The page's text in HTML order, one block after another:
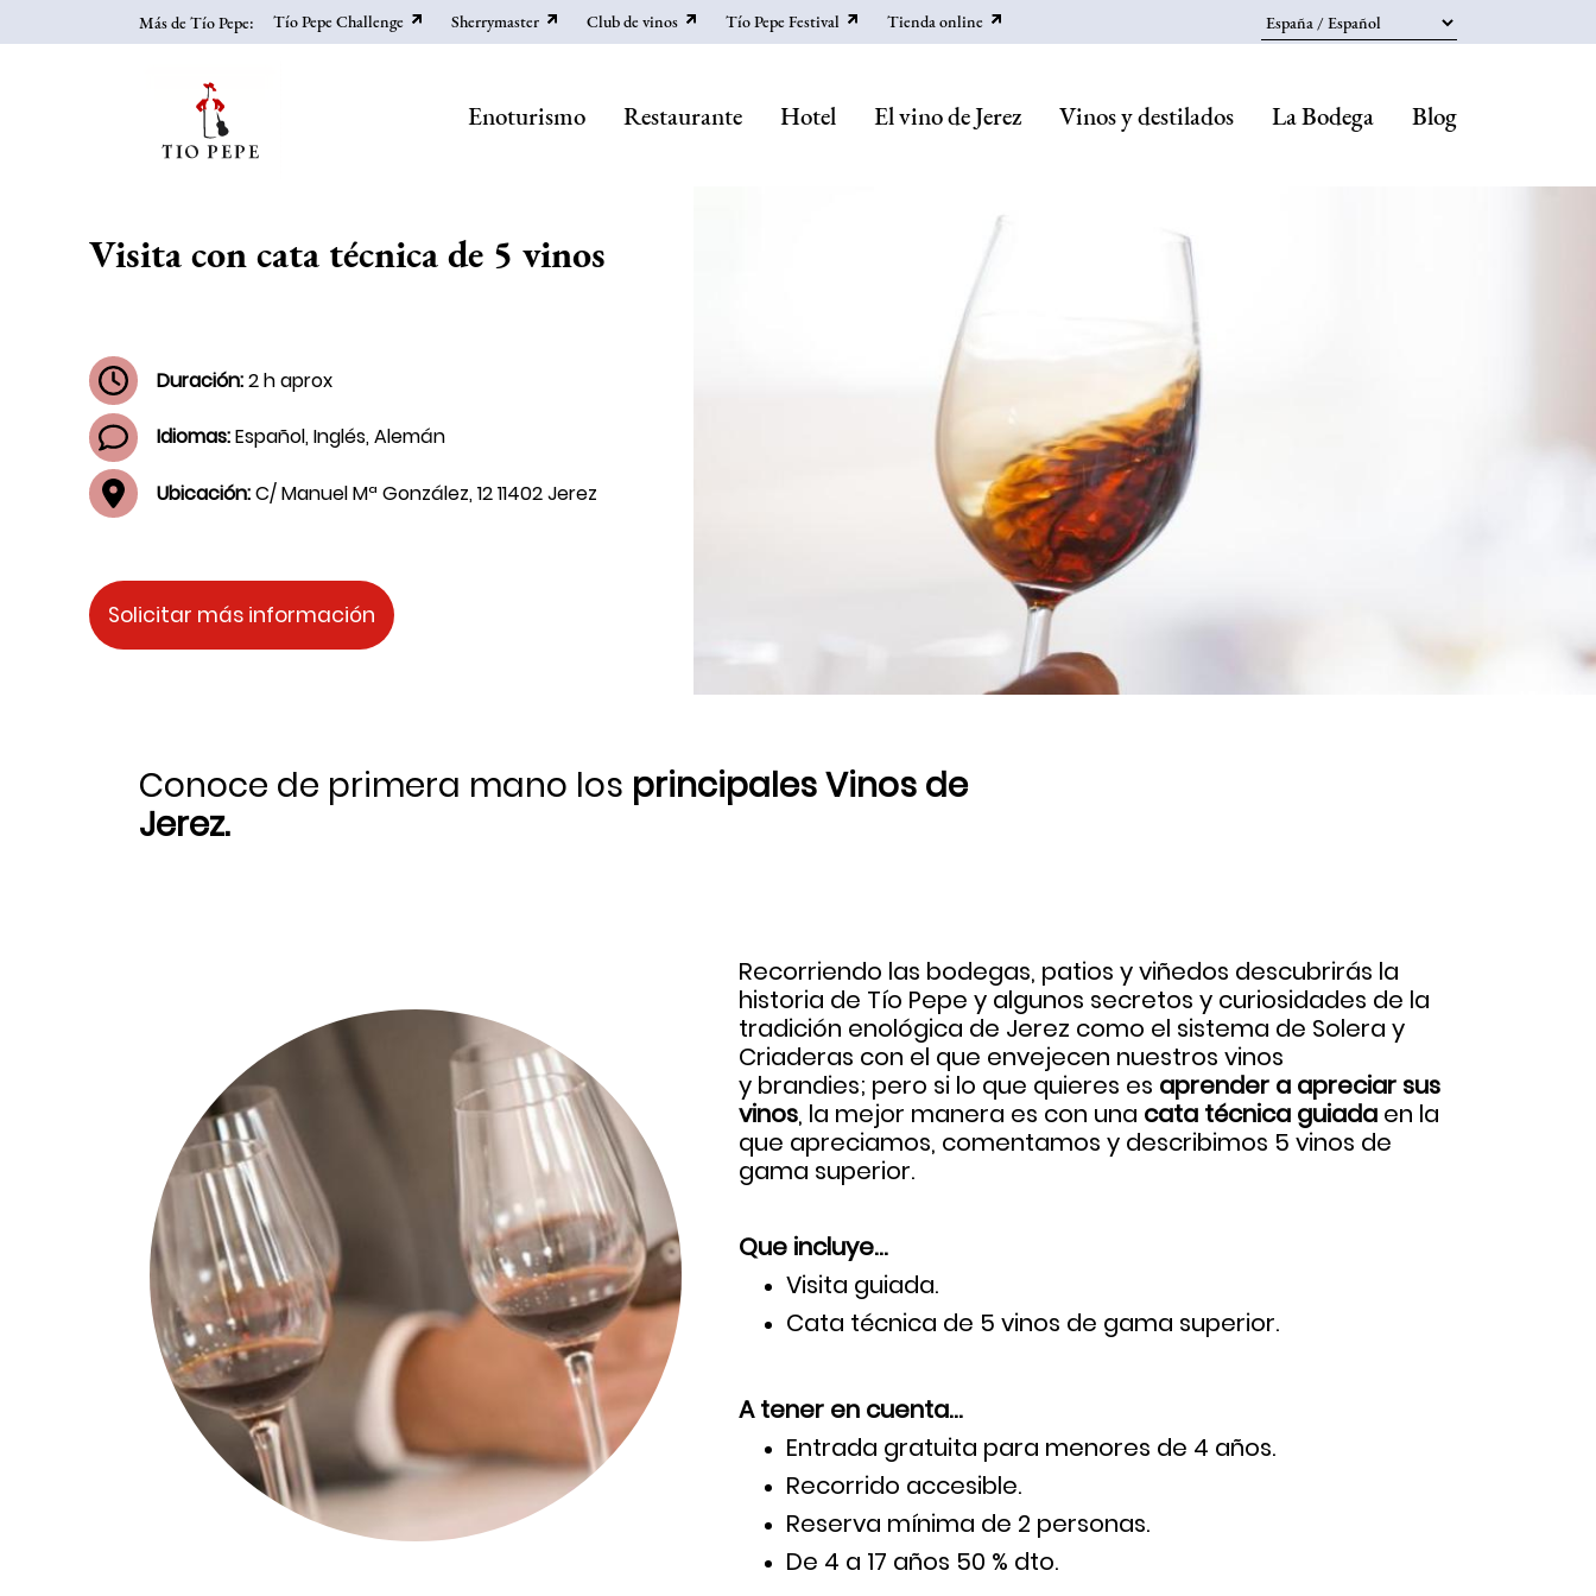
to
Más de Tío Pepe: Tío Pepe Challenge Sherrymaster Club de vinos Tío Pepe Festival Tienda online Select your language
principal
Enoturismo Restaurante Hotel El vino de Jerez Vinos y destilados La Bodega Blog
Visita con cata técnica de 5 vinos
Duración:2 h aprox
Idiomas:Español, Inglés, Alemán
Ubicación:C/ Manuel Mª González, 12 11402 Jerez
Solicitar más información
Conoce de primera mano los principales Vinos de
Jerez.
Recorriendo las bodegas, patios y viñedos descubrirás la
historia de Tío Pepe y algunos secretos y curiosidades de la
tradición enológica de Jerez como el sistema de Solera y
Criaderas con el que envejecen nuestros vinos
y brandies; pero si lo que quieres es aprender a apreciar sus
vinos, la mejor manera es con una cata técnica guiada en la
que apreciamos, comentamos y describimos 5 vinos de
gama superior.
Que incluye…
Visita guiada.
Cata técnica de 5 vinos de gama superior.
A tener en cuenta…
Entrada gratuita para menores de 4 años.
Recorrido accesible.
Reserva mínima de 2 personas.
De 4 a 17 años 50 % dto.